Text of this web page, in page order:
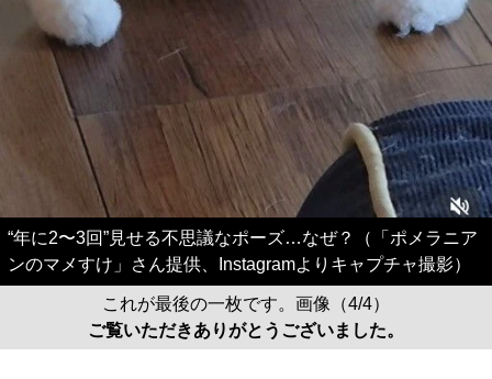
“年に2〜3回”見せる不思議なポーズ…なぜ？（「ポメラニア
ンのマメすけ」さん提供、Instagramよりキャプチャ撮影）
これが最後の一枚です。画像（4/4）
ご覧いただきありがとうございました。